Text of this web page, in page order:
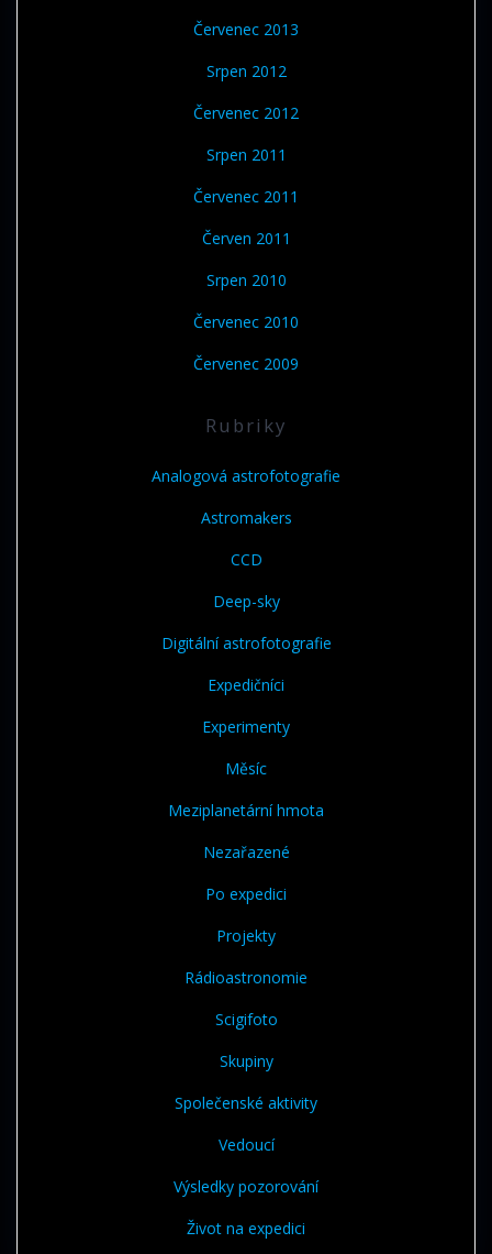
Červenec 2013
Srpen 2012
Červenec 2012
Srpen 2011
Červenec 2011
Červen 2011
Srpen 2010
Červenec 2010
Červenec 2009
Rubriky
Analogová astrofotografie
Astromakers
CCD
Deep-sky
Digitální astrofotografie
Expedičníci
Experimenty
Měsíc
Meziplanetární hmota
Nezařazené
Po expedici
Projekty
Rádioastronomie
Scigifoto
Skupiny
Společenské aktivity
Vedoucí
Výsledky pozorování
Život na expedici